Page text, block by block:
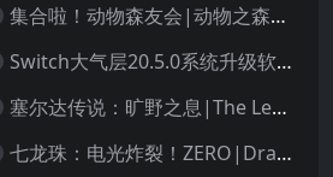
集合啦！动物森友会|动物之森|Animal Crossing: New Horizons中文
Switch大气层20.5.0系统升级软硬破通用教程
塞尔达传说：旷野之息|The Legend of Zelda: Breath of the Wild中文
七龙珠：电光炸裂！ZERO|Dragon Ball: Sparking! Zero中文